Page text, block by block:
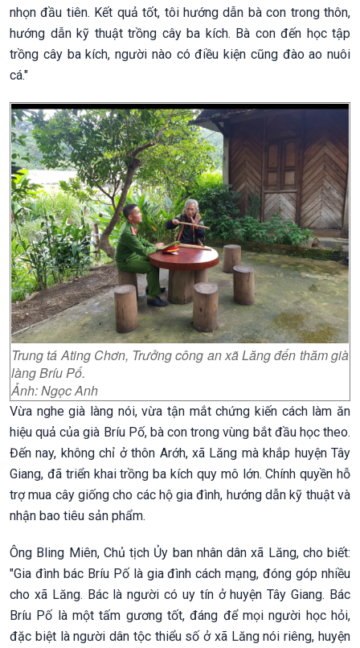
nhọn đầu tiên. Kết quả tốt, tôi hướng dẫn bà con trong thôn,
hướng dẫn kỹ thuật trồng cây ba kích. Bà con đến học tập
trồng cây ba kích, người nào có điều kiện cũng đào ao nuôi
cá."
Trung tá Ating Chơn, Trưởng công an xã Lăng đến thăm già
làng Bríu Pố.
Ảnh: Ngọc Anh
Vừa nghe già làng nói, vừa tận mắt chứng kiến cách làm ăn
hiệu quả của già Bríu Pố, bà con trong vùng bắt đầu học theo.
Đến nay, không chỉ ở thôn Arớh, xã Lăng mà khắp huyện Tây
Giang, đã triển khai trồng ba kích quy mô lớn. Chính quyền hỗ
trợ mua cây giống cho các hộ gia đình, hướng dẫn kỹ thuật và
nhận bao tiêu sản phẩm.
Ông Bling Miên, Chủ tịch Ủy ban nhân dân xã Lăng, cho biết:
"Gia đình bác Bríu Pố là gia đình cách mạng, đóng góp nhiều
cho xã Lăng. Bác là người có uy tín ở huyện Tây Giang. Bác
Bríu Pố là một tấm gương tốt, đáng để mọi người học hỏi,
đặc biệt là người dân tộc thiểu số ở xã Lăng nói riêng, huyện